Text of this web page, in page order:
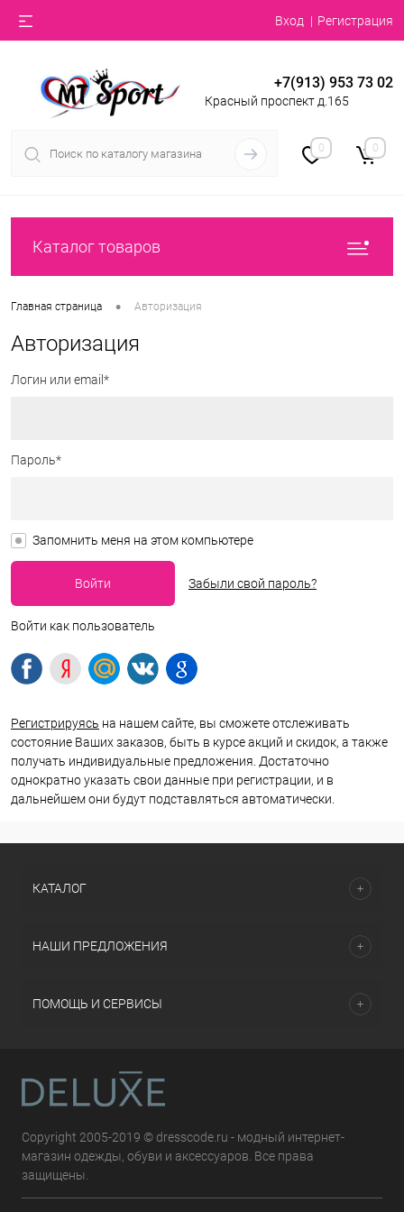
Вход Регистрация
+7(913) 953 73 02
Красный проспект д.165
0 0
Каталог товаров
Главная страница • Авторизация
Авторизация
Логин или email*
Пароль*
Запомнить меня на этом компьютере
Забыли свой пароль?
Войти как пользователь
Регистрируясь на нашем сайте, вы сможете отслеживать
состояние Ваших заказов, быть в курсе акций и скидок, а также
получать индивидуальные предложения. Достаточно
однократно указать свои данные при регистрации, и в
дальнейшем они будут подставляться автоматически.
КАТАЛОГ
НАШИ ПРЕДЛОЖЕНИЯ
ПОМОЩЬ И СЕРВИСЫ
Copyright 2005-2019 © dresscode.ru - модный интернет-
магазин одежды, обуви и аксессуаров. Все права
защищены.